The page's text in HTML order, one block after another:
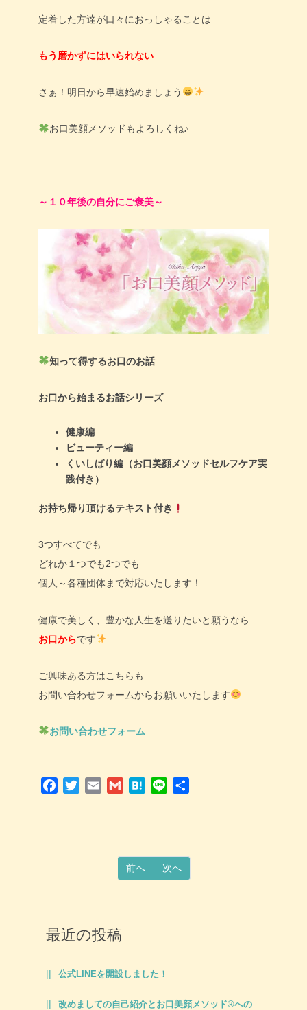
定着した方達が口々におっしゃることは
もう磨かずにはいられない
さぁ！明日から早速始めましょう
お口美顔メソッドもよろしくね♪
～１０年後の自分にご褒美～
知って得するお口のお話
お口から始まるお話シリーズ
健康編
ビューティー編
くいしばり編（お口美顔メソッドセルフケア実
践付き）
お持ち帰り頂けるテキスト付き
3つすべてでも
どれか１つでも2つでも
個人～各種団体まで対応いたします！
健康で美しく、豊かな人生を送りたいと願うなら
お口からです
ご興味ある方はこちらも
お問い合わせフォームからお願いいたします
お問い合わせフォーム
Facebook
TwitterEmail Gmail Hatena
Line
前へ 次へ
最近の投稿
公式LINEを開設しました！
改めましての自己紹介とお口美顔メソッド®への